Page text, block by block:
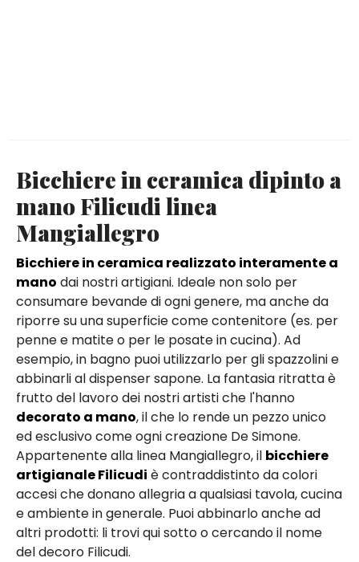
Bicchiere in ceramica dipinto a
mano Filicudi linea
Mangiallegro
Bicchiere in ceramica realizzato interamente a
mano dai nostri artigiani. Ideale non solo per
consumare bevande di ogni genere, ma anche da
riporre su una superficie come contenitore (es. per
penne e matite o per le posate in cucina). Ad
esempio, in bagno puoi utilizzarlo per gli spazzolini e
abbinarli al dispenser sapone. La fantasia ritratta è
frutto del lavoro dei nostri artisti che l'hanno
decorato a mano, il che lo rende un pezzo unico
ed esclusivo come ogni creazione De Simone.
Appartenente alla linea Mangiallegro, il bicchiere
artigianale Filicudi è contraddistinto da colori
accesi che donano allegria a qualsiasi tavola, cucina
e ambiente in generale. Puoi abbinarlo anche ad
altri prodotti: li trovi qui sotto o cercando il nome
del decoro Filicudi.